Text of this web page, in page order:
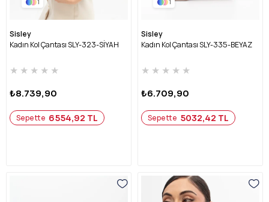
Sisley
Kadın Kol Çantası SLY-323-SİYAH
★ ★ ★ ★ ★
₺8.739,90
Sepette 6554,92 TL
Sisley
Kadın Kol Çantası SLY-335-BEYAZ
★ ★ ★ ★ ★
₺6.709,90
Sepette 5032,42 TL